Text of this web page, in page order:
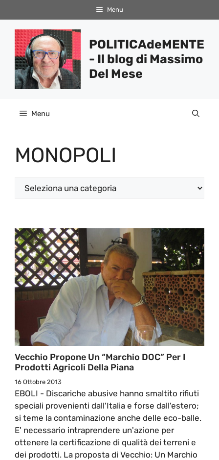
al
contenuto
Menu
POLITICAdeMENTE
- Il blog di Massimo
Del Mese
Menu
MONOPOLI
Categorie
Vecchio Propone Un “Marchio DOC” Per I
Prodotti Agricoli Della Piana
16 Ottobre 2013
EBOLI - Discariche abusive hanno smaltito rifiuti
speciali provenienti dall'Italia e forse dall'estero;
si teme la contaminazione anche delle eco-balle.
E' necessario intraprendere un'azione per
ottenere la certificazione di qualità dei terreni e
dei prodotti. La proposta di Vecchio: Un Marchio